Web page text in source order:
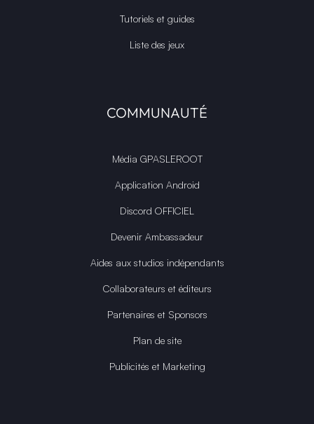
Tutoriels et guides
Liste des jeux
COMMUNAUTÉ
Média GPASLEROOT
Application Android
Discord OFFICIEL
Devenir Ambassadeur
Aides aux studios indépendants
Collaborateurs et éditeurs
Partenaires et Sponsors
Plan de site
Publicités et Marketing